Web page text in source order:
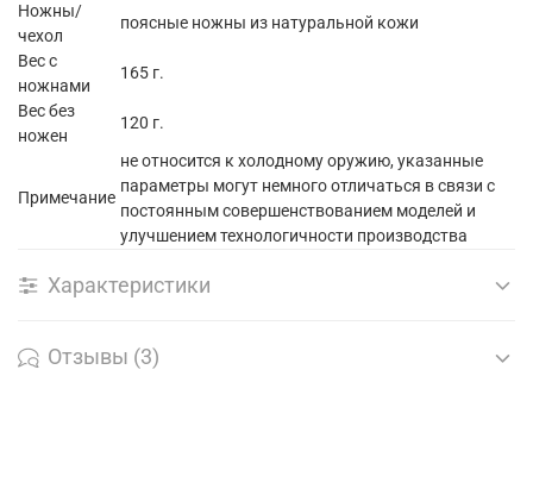
Ножны/
чехол
поясные ножны из натуральной кожи
Вес с
ножнами
165 г.
Вес без
ножен
120 г.
Примечание
не относится к холодному оружию, указанные
параметры могут немного отличаться в связи с
постоянным совершенствованием моделей и
улучшением технологичности производства
Характеристики
Отзывы (3)